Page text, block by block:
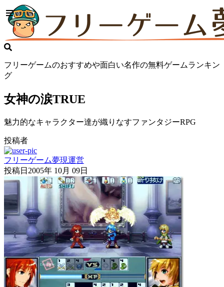
フリーゲームのおすすめや面白い名作の無料ゲームランキン
グ
女神の涙TRUE
魅力的なキャラクター達が織りなすファンタジーRPG
投稿者
フリーゲーム夢現運営
投稿日 2005年 10月 09日